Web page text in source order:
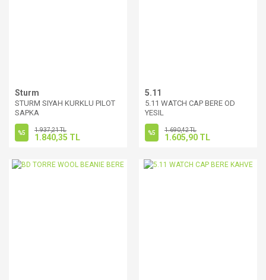
Sturm
STURM SIYAH KURKLU PILOT
SAPKA
%5 1.937,21 TL
1.840,35 TL
5.11
5.11 WATCH CAP BERE OD
YESIL
%5 1.690,42 TL
1.605,90 TL